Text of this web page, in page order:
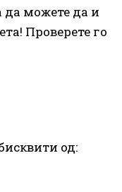
да можете да и
Проверете го
од: